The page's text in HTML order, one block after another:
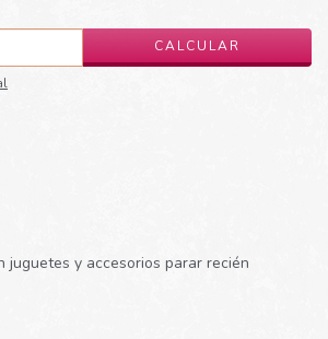
CALCULAR
juguetes y accesorios parar recién